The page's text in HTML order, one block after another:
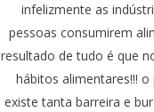
infelizmente as
pessoas consumirem
resultado de tudo é que
hábitos alimentares!!!
existe tanta barreira e